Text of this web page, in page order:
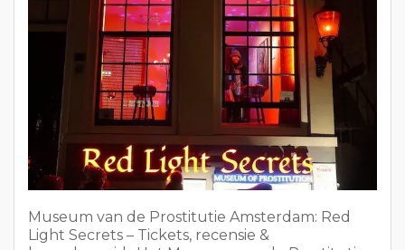
Museum van de Prostitutie Amsterdam: Red
Light Secrets – Tickets, recensie &